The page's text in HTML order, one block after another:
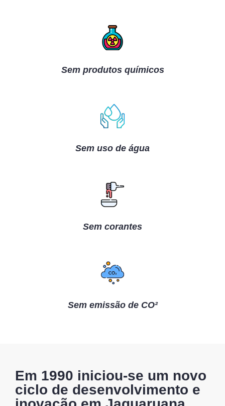
Sem produtos químicos
Sem uso de água
Sem corantes
Sem emissão de CO²
Em 1990 iniciou-se um novo
ciclo de desenvolvimento e